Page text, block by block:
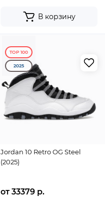
В корзину
TOP 100
2025
Jordan 10 Retro OG Steel
(2025)
от 33379 р.